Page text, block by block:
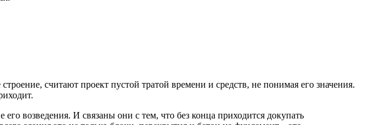
считают проект пустой тратой времени и средств, не понимая его значения.
возведения. И связаны они с тем, что без конца приходится докупать